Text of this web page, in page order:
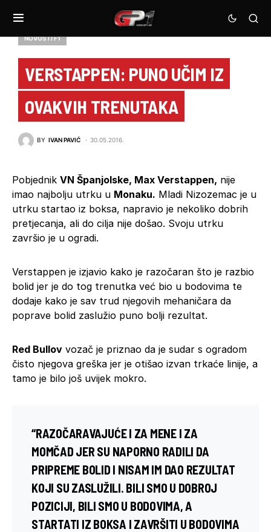
NOVOSTI F1
VERSTAPPEN: PUNO UČIM IZ
OVAKVIH TRENUTAKA
BY IVAN PAVIĆ 30.05.2016.
Pobjednik VN Španjolske, Max Verstappen, nije
imao najbolju utrku u Monaku. Mladi Nizozemac je u
utrku startao iz boksa, napravio je nekoliko dobrih
pretjecanja, ali do cilja nije došao. Svoju utrku
završio je u ogradi.
Verstappen je izjavio kako je razočaran što je razbio
bolid jer je do tog trenutka već bio u bodovima te
dodaje kako je sav trud njegovih mehaničara da
poprave bolid zaslužio puno bolji rezultat.
Red Bullov vozač je priznao da je sudar s ogradom
čisto njegova greška jer je otišao izvan trkaće linije, a
tamo je bilo još uvijek mokro.
“RAZOČARAVAJUĆE I ZA MENE I ZA
MOMČAD JER SU NAPORNO RADILI DA
PRIPREME BOLID I NISAM IM DAO REZULTAT
KOJI SU ZASLUŽILI. BILI SMO U DOBROJ
POZICIJI, BILI SMO U BODOVIMA, A
STARTATI IZ BOKSA I ZAVRŠITI U BODOVIMA